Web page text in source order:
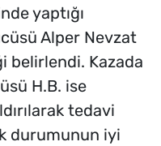
yaptığı
Alper Nevzat
belirlendi. Kazada
H.B. ise
tedavi
durumunun iyi